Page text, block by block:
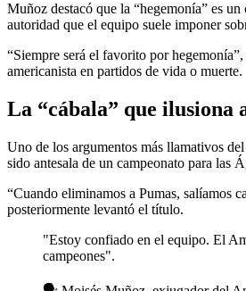
Muñoz destacó que la “hegemonía” es
autoridad que el equipo suele imponer
“Siempre será el favorito por
americanista en partidos de vida o muerte.
La “cábala” que ilusiona
Uno de los argumentos más llamativos
sido antesala de un campeonato para las
“Cuando eliminamos a Pumas, salíamos
posteriormente levantó el título.
"Estoy confiado en el equipo. El
campeones".